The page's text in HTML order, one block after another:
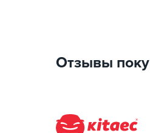
Отзывы